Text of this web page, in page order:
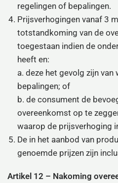
regelingen of bepalingen.
Prijsverhogingen vanaf 3
totstandkoming van de
toegestaan indien de
heeft en:
a. deze het gevolg zijn
bepalingen; of
b. de consument de
overeenkomst op te
waarop de prijsverhoging
De in het aanbod van
genoemde prijzen zijn
Artikel 12 – Nakoming